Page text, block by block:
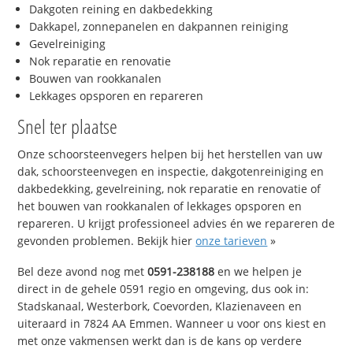
Dakgoten reining en dakbedekking
Dakkapel, zonnepanelen en dakpannen reiniging
Gevelreiniging
Nok reparatie en renovatie
Bouwen van rookkanalen
Lekkages opsporen en repareren
Snel ter plaatse
Onze schoorsteenvegers helpen bij het herstellen van uw
dak, schoorsteenvegen en inspectie, dakgotenreiniging en
dakbedekking, gevelreining, nok reparatie en renovatie of
het bouwen van rookkanalen of lekkages opsporen en
repareren. U krijgt professioneel advies én we repareren de
gevonden problemen. Bekijk hieronze tarieven »
Bel deze avond nog met0591-238188 en we helpen je
direct in de gehele 0591 regio en omgeving, dus ook in:
Stadskanaal, Westerbork, Coevorden, Klazienaveen en
uiteraard in 7824 AA Emmen. Wanneer u voor ons kiest en
met onze vakmensen werkt dan is de kans op verdere